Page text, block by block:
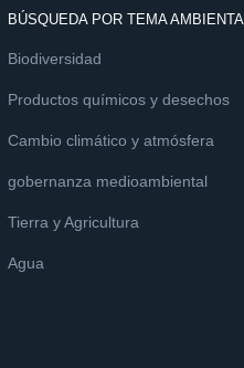
BÚSQUEDA POR TEMA
Biodiversidad
Productos químicos y desechos
Cambio climático y atmósfera
gobernanza medioambiental
Tierra y Agricultura
Agua